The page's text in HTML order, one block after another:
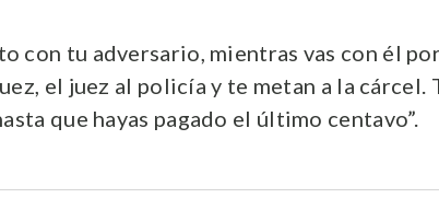
con tu adversario, mientras vas con él
el juez al policía y te metan a la cárcel.
que hayas pagado el último centavo”.